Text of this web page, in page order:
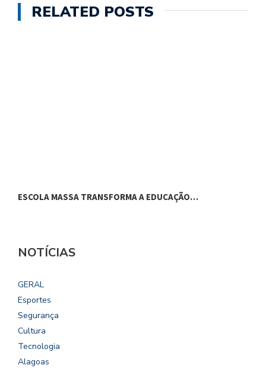
RELATED POSTS
ESCOLA MASSA TRANSFORMA A EDUCAÇÃO…
NOTÍCIAS
GERAL
Esportes
Segurança
Cultura
Tecnologia
Alagoas